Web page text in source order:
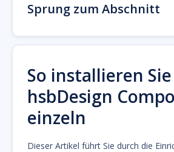
Sprung zum Abschnitt
So installieren
hsbDesign
einzeln
Dieser Artikel führt Sie durch die